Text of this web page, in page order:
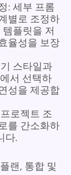
: 세부 프롬
별로 조정하
플릿을 저
율성을 보장
스타일과
서 선택하
성을 제공합
로젝트 조
를 간소화하
다.
랜, 통합 및